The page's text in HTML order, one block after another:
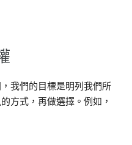
我們的目標是明列我們所
方式，再做選擇。例如，